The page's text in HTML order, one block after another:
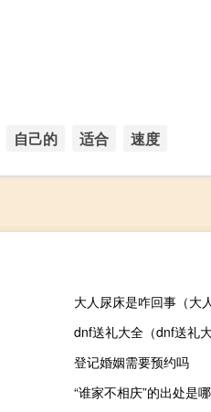
自己的 适合 速度
大人尿床是咋回事（大
dnf送礼大全（dnf送礼大
登记婚姻需要预约吗
“谁家不相庆”的出处是